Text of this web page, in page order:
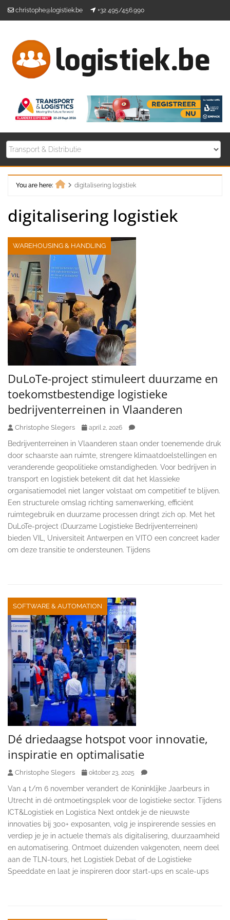
christophe@logistiek.be +32 495/456.990
You are here:
digitalisering logistiek
digitalisering logistiek
WAREHOUSING & HANDLING
DuLoTe-project stimuleert duurzame en
toekomstbestendige logistieke
bedrijventerreinen in Vlaanderen
Christophe Slegers april 2, 2026
Bedrijventerreinen in Vlaanderen staan onder toenemende druk
door schaarste aan ruimte, strengere klimaatdoelstellingen en
veranderende geopolitieke omstandigheden. Voor bedrijven in
transport en logistiek betekent dit dat het klassieke
organisatiemodel niet langer volstaat om competitief te blijven.
Een structurele omslag richting samenwerking, efficiënt
ruimtegebruik en duurzame processen dringt zich op. Met het
DuLoTe-project (Duurzame Logistieke Bedrijventerreinen)
bieden VIL, Universiteit Antwerpen en VITO een concreet kader
om deze transitie te ondersteunen. Tijdens
SOFTWARE & AUTOMATION
Dé driedaagse hotspot voor innovatie,
inspiratie en optimalisatie
Christophe Slegers oktober 23, 2025
Van 4 t/m 6 november verandert de Koninklijke Jaarbeurs in
Utrecht in dé ontmoetingsplek voor de logistieke sector. Tijdens
ICT&Logistiek en Logistica Next ontdek je de nieuwste
innovaties bij 300+ exposanten, volg je inspirerende sessies en
verdiep je je in actuele thema’s als digitalisering, duurzaamheid
en automatisering. Ontmoet duizenden vakgenoten, neem deel
aan de TLN-tours, het Logistiek Debat of de Logistieke
Speeddate en laat je inspireren door start-ups en scale-ups